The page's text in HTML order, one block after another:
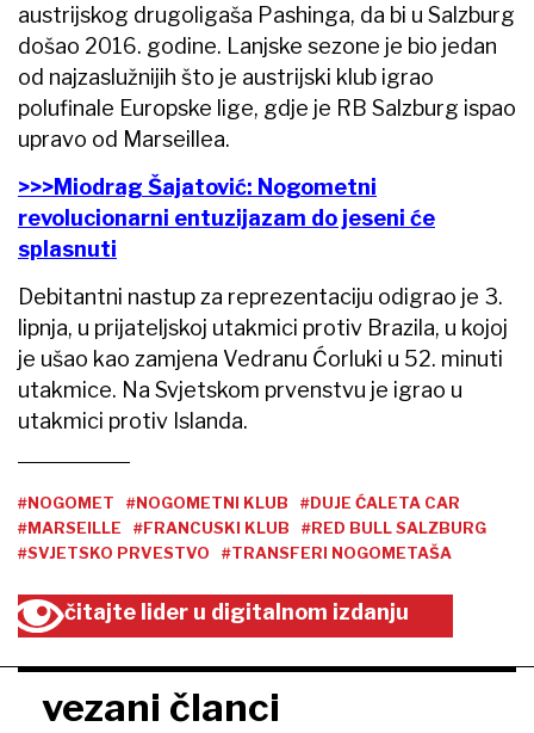
austrijskog drugoligaša Pashinga, da bi u Salzburg
došao 2016. godine. Lanjske sezone je bio jedan
od najzaslužnijih što je austrijski klub igrao
polufinale Europske lige, gdje je RB Salzburg ispao
upravo od Marseillea.
>>>Miodrag Šajatović: Nogometni
revolucionarni entuzijazam do jeseni će
splasnuti
Debitantni nastup za reprezentaciju odigrao je 3.
lipnja, u prijateljskoj utakmici protiv Brazila, u kojoj
je ušao kao zamjena Vedranu Ćorluki u 52. minuti
utakmice. Na Svjetskom prvenstvu je igrao u
utakmici protiv Islanda.
#NOGOMET #NOGOMETNI KLUB
#DUJE ĆALETA CAR
#MARSEILLE
#FRANCUSKI KLUB
#RED BULL SALZBURG
#SVJETSKO PRVESTVO
#TRANSFERI NOGOMETAŠA
čitajte lider u digitalnom izdanju
vezani članci